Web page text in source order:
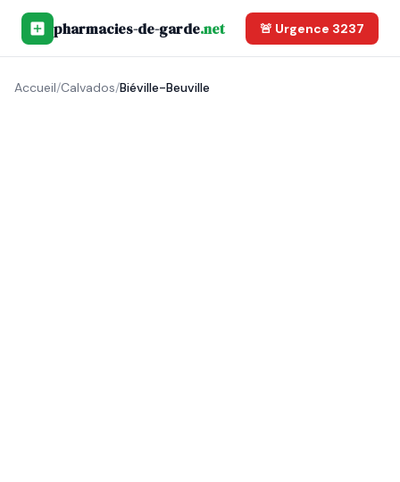
pharmacies-de-garde.net 🚨 Urgence 3237
Accueil/Calvados/Biéville-Beuville